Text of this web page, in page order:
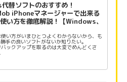
替ソフトのおすすめ！
iPhoneマネージャーで出来る
い方を徹底解説！【Windows、
い方がいまひとつよくわからないから、も
手の良いソフトがないか知りたい。
ックアップを取るのは大変でめんどくさ